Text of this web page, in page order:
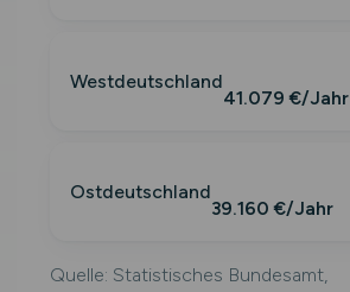
Westdeutschland
41.079 €/Jahr
Ostdeutschland
39.160 €/Jahr
Quelle: Statistisches Bundesamt,